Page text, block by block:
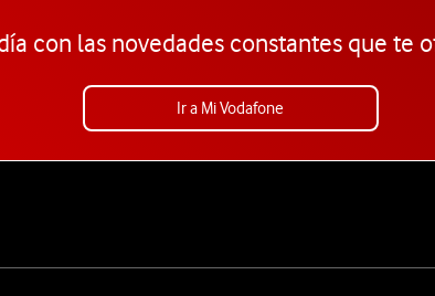
con las novedades constantes que te
Ir a Mi Vodafone